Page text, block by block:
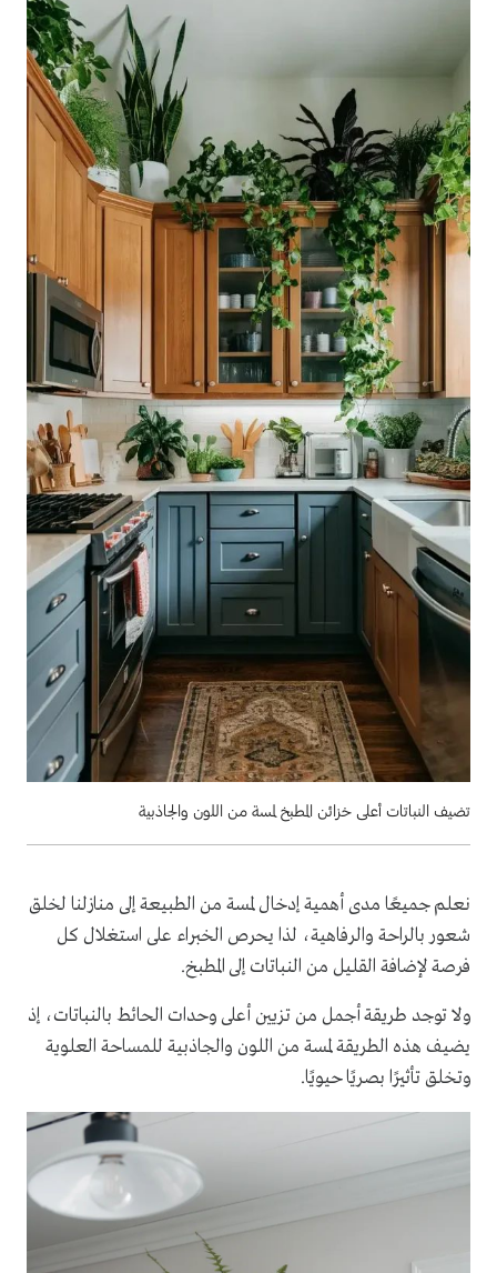
تضيف النباتات أعلى خزائن المطبخ لمسة من اللون والجاذبية
نعلم جميعًا مدى أهمية إدخال لمسة من الطبيعة إلى منازلنا لخلق
شعور بالراحة والرفاهية، لذا يحرص الخبراء على استغلال كل
فرصة لإضافة القليل من النباتات إلى المطبخ.
ولا توجد طريقة أجمل من تزيين أعلى وحدات الحائط بالنباتات، إذ
يضيف هذه الطريقة لمسة من اللون والجاذبية للمساحة العلوية
وتخلق تأثيرًا بصريًا حيويًا.